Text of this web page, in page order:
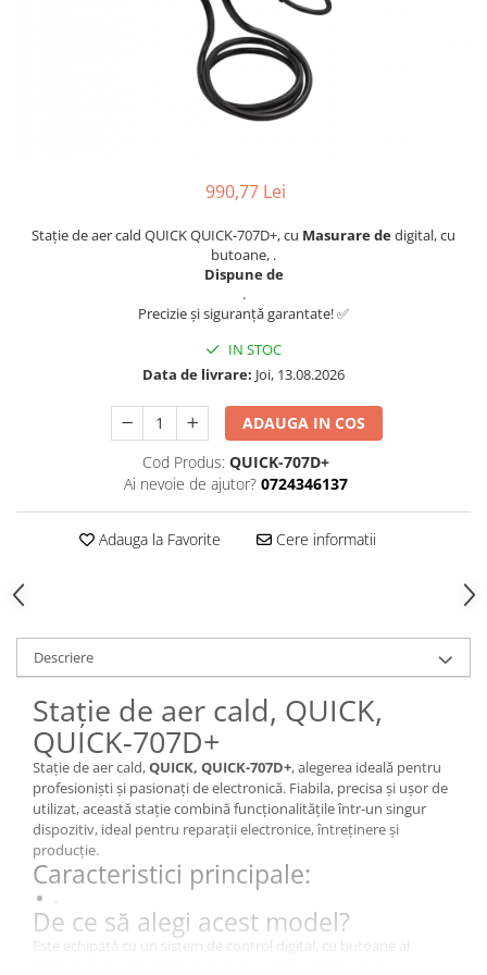
990,77 Lei
Stație de aer cald QUICK QUICK-707D+, cu Masurare dedigital, cu
butoane, .
Dispune de
.
Precizie și siguranță garantate! ✅
IN STOC
Data de livrare: Joi, 13.08.2026
ADAUGA IN COS
Cod Produs: QUICK-707D+
Ai nevoie de ajutor? 0724346137
Adauga la Favorite Cere informatii
Descriere
Stație de aer cald, QUICK,
QUICK-707D+
Stație de aer cald,QUICK, QUICK-707D+, alegerea ideală pentru
profesioniști și pasionați de electronică. Fiabila, precisa și ușor de
utilizat, această stație combină funcționalitățile într-un singur
dispozitiv, ideal pentru reparații electronice, întreținere și
producție.
Caracteristici principale:
.
De ce să alegi acest model?
Este echipată cu un sistem de control digital, cu butoane al